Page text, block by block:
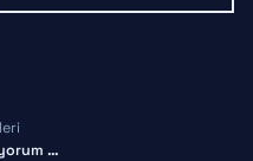
Definasyon Kürü Hakkında Bilgi istiyorum yardımcı Olurmusunuz?